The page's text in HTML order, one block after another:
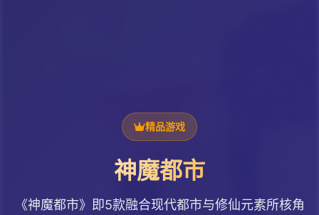
精品游戏
神魔都市
《神魔都市》即5款融合现代都市与修仙元素所核角